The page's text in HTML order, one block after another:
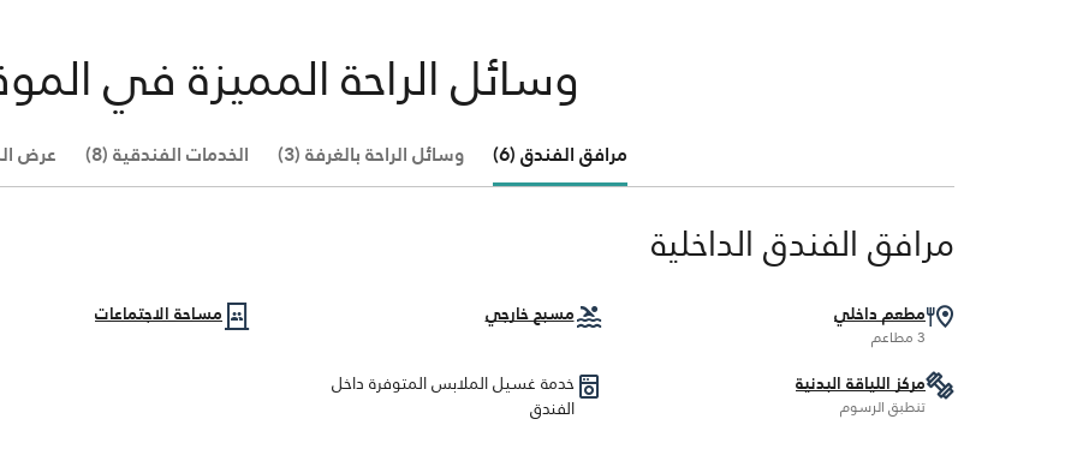
وسائل الراحة المميزة في
مرافق الفندق (6) وسائل الراحة بالغرفة (3) الخدمات الفندقية (8) عرض
مرافق الفندق الداخلية
مطعم داخلي
3 مطاعم
مسبح خارجي مساحة الاجتماعات
مركز اللياقة البدنية
تنطبق الرسوم
خدمة غسيل الملابس المتوفرة داخل
الفندق